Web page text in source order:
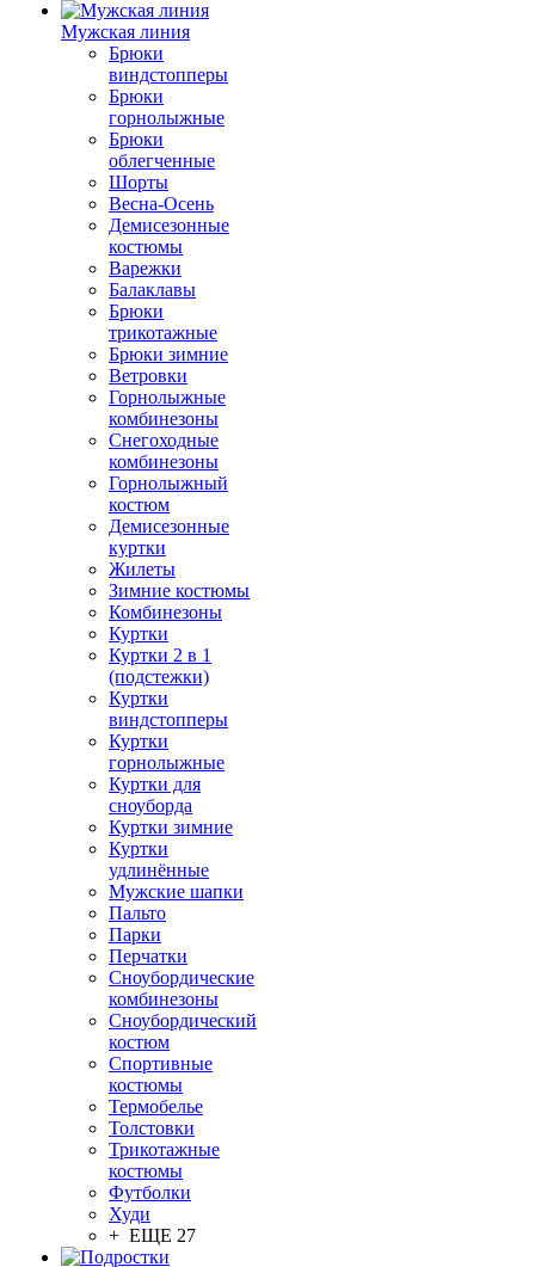
Мужская линия
Брюки
виндстопперы
Брюки
горнолыжные
Брюки
облегченные
Шорты
Весна-Осень
Демисезонные
костюмы
Варежки
Балаклавы
Брюки
трикотажные
Брюки зимние
Ветровки
Горнолыжные
комбинезоны
Снегоходные
комбинезоны
Горнолыжный
костюм
Демисезонные
куртки
Жилеты
Зимние костюмы
Комбинезоны
Куртки
Куртки 2 в 1
(подстежки)
Куртки
виндстопперы
Куртки
горнолыжные
Куртки для
сноуборда
Куртки зимние
Куртки
удлинённые
Мужские шапки
Пальто
Парки
Перчатки
Сноубордические
комбинезоны
Сноубордический
костюм
Спортивные
костюмы
Термобелье
Толстовки
Трикотажные
костюмы
Футболки
Худи
+ ЕЩЕ 27